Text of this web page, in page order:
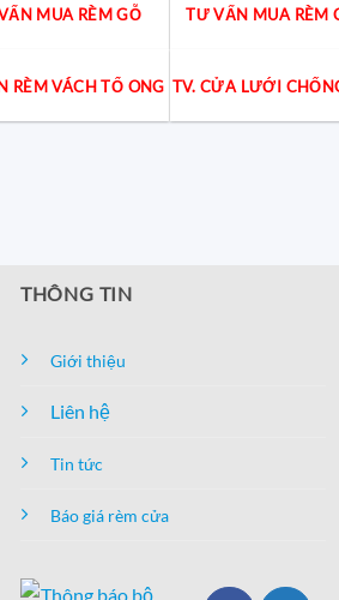
MUA RÈM GỖ TƯ VẤN MUA RÈM
RÈM VÁCH TỔ ONG TV. CỬA LƯỚI
THÔNG TIN
Giới thiệu
Liên hệ
Tin tức
Báo giá rèm cửa